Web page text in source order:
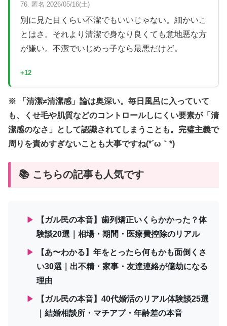
76. 匿名 2026/05/16(土)
別に見た目くらい不潔でもいいじゃない。細かいこ
とはさ。それより清潔で身なり良くても意地悪な方
が嫌い。不潔でいじめっ子なら最悪だけど。
+12
※ 「清潔≠清潔感」論は奥深い。毎日風呂に入っていて
も、くせ毛や肌質などのコントロールしにくい要素が「清
潔感のなさ」として認識されてしまうことも。完璧主義で
周りを責めすぎないことも大事ですね(*´ω｀*)
📚 こちらの記事も人気です
▶
【ガル民の本音】歯列矯正いくらかかった？体
験談20選｜相場・期間・医療費控除のリアル
▶
【あ〜わかる】年をとったら何もかも面倒くさ
い30選｜出不精・家事・友達連絡が億劫になる
理由
▶
【ガル民の本音】40代婚活のリアル体験談25選
｜結婚相談所・マチアプ・年齢差の本音